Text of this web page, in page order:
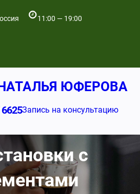
11:00 — 19:00
ЮФЕРОВА
Запись на консультацию
с